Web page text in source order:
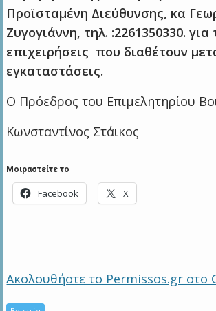
Προϊσταμένη Διεύθυνσης, κα
Ζυγογιάννη, τηλ. :2261350330. για
επιχειρήσεις που διαθέτουν
εγκαταστάσεις.
Ο Πρόεδρος του Επιμελητηρίου
Κωνσταντίνος Στάικος
Μοιραστείτε το
Facebook X
Ακολουθήστε το Permissos.gr στο